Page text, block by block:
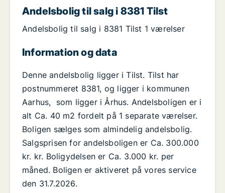
Andelsbolig til salg i 8381 Tilst
Andelsbolig til salg i 8381 Tilst 1 værelser
Information og data
Denne andelsbolig ligger i Tilst. Tilst har
postnummeret 8381, og ligger i kommunen
Aarhus, som ligger i Århus. Andelsboligen er i
alt Ca. 40 m2 fordelt på 1 separate værelser.
Boligen sælges som almindelig andelsbolig.
Salgsprisen for andelsboligen er Ca. 300.000
kr. kr. Boligydelsen er Ca. 3.000 kr. per
måned. Boligen er aktiveret på vores service
den 31.7.2026.